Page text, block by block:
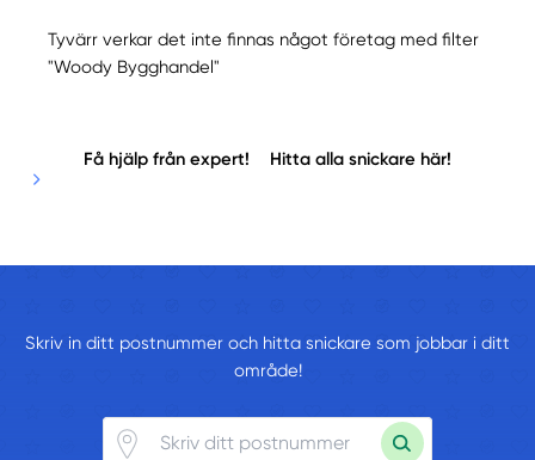
Tyvärr verkar det inte finnas något företag med filter
"Woody Bygghandel"
Få hjälp från expert! Hitta alla snickare här!
Skriv in ditt postnummer och hitta snickare som jobbar i ditt
område!